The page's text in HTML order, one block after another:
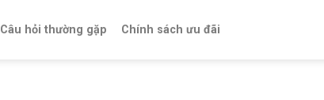
Câu hỏi thường gặp Chính sách ưu đãi